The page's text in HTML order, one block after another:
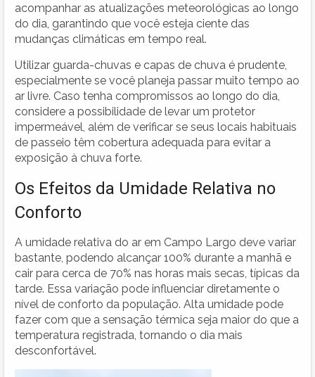
acompanhar as atualizações meteorológicas ao longo
do dia, garantindo que você esteja ciente das
mudanças climáticas em tempo real.
Utilizar guarda-chuvas e capas de chuva é prudente,
especialmente se você planeja passar muito tempo ao
ar livre. Caso tenha compromissos ao longo do dia,
considere a possibilidade de levar um protetor
impermeável, além de verificar se seus locais habituais
de passeio têm cobertura adequada para evitar a
exposição à chuva forte.
Os Efeitos da Umidade Relativa no
Conforto
A umidade relativa do ar em Campo Largo deve variar
bastante, podendo alcançar 100% durante a manhã e
cair para cerca de 70% nas horas mais secas, típicas da
tarde. Essa variação pode influenciar diretamente o
nível de conforto da população. Alta umidade pode
fazer com que a sensação térmica seja maior do que a
temperatura registrada, tornando o dia mais
desconfortável.